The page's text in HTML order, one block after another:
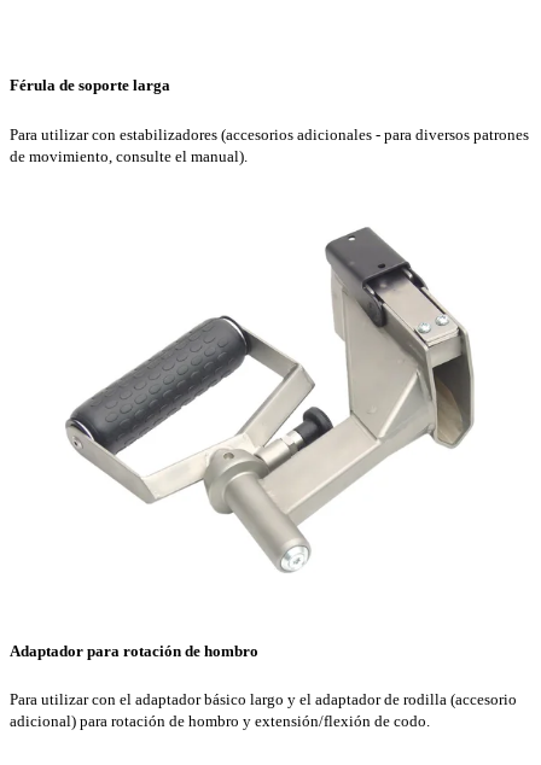
Férula de soporte larga
Para utilizar con estabilizadores (accesorios adicionales - para diversos patrones
de movimiento, consulte el manual).
Adaptador para rotación de hombro
Para utilizar con el adaptador básico largo y el adaptador de rodilla (accesorio
adicional) para rotación de hombro y extensión/flexión de codo.